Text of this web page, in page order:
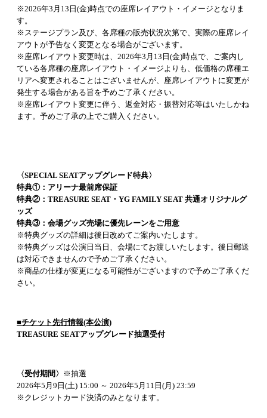
※2026年3月13日(金)時点での座席レイアウト・イメージとなりま
す。
※ステージプラン及び、各席種の販売状況次第で、実際の座席レイ
アウトが予告なく変更となる場合がございます。
※座席レイアウト変更時は、2026年3月13日(金)時点で、ご案内し
ている各席種の座席レイアウト・イメージよりも、低価格の席種エ
リアへ変更されることはございませんが、座席レイアウトに変更が
発生する場合がある旨を予めご了承ください。
※座席レイアウト変更に伴う、返金対応・振替対応等はいたしかね
ます。予めご了承の上でご購入ください。
〈SPECIAL SEATアップグレード特典〉
特典①：アリーナ最前席保証
特典②：TREASURE SEAT・YG FAMILY SEAT 共通オリジナルグ
ッズ
特典③：会場グッズ売場に優先レーンをご用意
※特典グッズの詳細は後日改めてご案内いたします。
※特典グッズは公演日当日、会場にてお渡しいたします。後日郵送
は対応できませんので予めご了承ください。
※商品の仕様が変更になる可能性がございますので予めご了承くだ
さい。
■チケット先行情報(本公演)
TREASURE SEATアップグレード抽選受付
〈受付期間〉 ※抽選
2026年5月9日(土) 15:00 ～ 2026年5月11日(月) 23:59
※クレジットカード決済のみとなります。